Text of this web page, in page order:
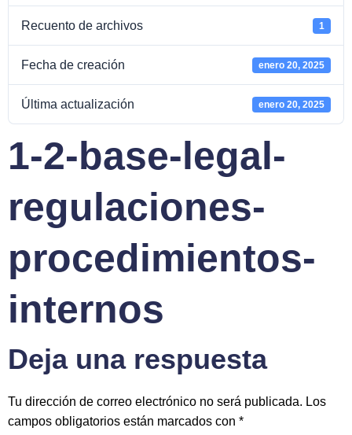
Recuento de archivos 1
Fecha de creación enero 20, 2025
Última actualización enero 20, 2025
1-2-base-legal-
regulaciones-
procedimientos-
internos
Deja una respuesta
Tu dirección de correo electrónico no será publicada. Los
campos obligatorios están marcados con *